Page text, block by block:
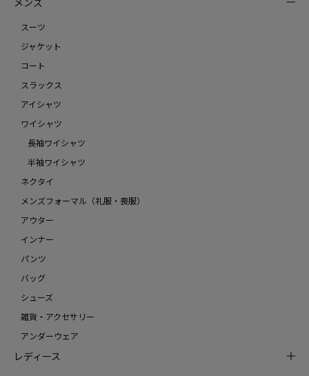
スーツ
ジャケット
コート
スラックス
アイシャツ
ワイシャツ
長袖ワイシャツ
半袖ワイシャツ
ネクタイ
メンズフォーマル（礼服・喪服）
アウター
インナー
パンツ
バッグ
シューズ
雑貨・アクセサリー
アンダーウェア
レディース